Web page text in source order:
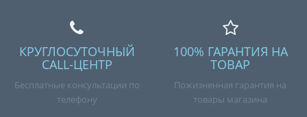
КРУГЛОСУТОЧНЫЙ
CALL-ЦЕНТР
Бесплатные консультации по
телефону
100% ГАРАНТИЯ НА
ТОВАР
Пожизненная гарантия на
товары магазина